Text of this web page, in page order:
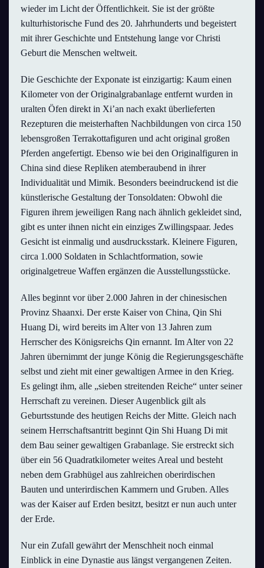
wieder im Licht der Öffentlichkeit. Sie ist der größte
kulturhistorische Fund des 20. Jahrhunderts und begeistert
mit ihrer Geschichte und Entstehung lange vor Christi
Geburt die Menschen weltweit.
Die Geschichte der Exponate ist einzigartig: Kaum einen
Kilometer von der Originalgrabanlage entfernt wurden in
uralten Öfen direkt in Xi’an nach exakt überlieferten
Rezepturen die meisterhaften Nachbildungen von circa 150
lebensgroßen Terrakottafiguren und acht original großen
Pferden angefertigt. Ebenso wie bei den Originalfiguren in
China sind diese Repliken atemberaubend in ihrer
Individualität und Mimik. Besonders beeindruckend ist die
künstlerische Gestaltung der Tonsoldaten: Obwohl die
Figuren ihrem jeweiligen Rang nach ähnlich gekleidet sind,
gibt es unter ihnen nicht ein einziges Zwillingspaar. Jedes
Gesicht ist einmalig und ausdrucksstark. Kleinere Figuren,
circa 1.000 Soldaten in Schlachtformation, sowie
originalgetreue Waffen ergänzen die Ausstellungsstücke.
Alles beginnt vor über 2.000 Jahren in der chinesischen
Provinz Shaanxi. Der erste Kaiser von China, Qin Shi
Huang Di, wird bereits im Alter von 13 Jahren zum
Herrscher des Königsreichs Qin ernannt. Im Alter von 22
Jahren übernimmt der junge König die Regierungsgeschäfte
selbst und zieht mit einer gewaltigen Armee in den Krieg.
Es gelingt ihm, alle „sieben streitenden Reiche“ unter seiner
Herrschaft zu vereinen. Dieser Augenblick gilt als
Geburtsstunde des heutigen Reichs der Mitte. Gleich nach
seinem Herrschaftsantritt beginnt Qin Shi Huang Di mit
dem Bau seiner gewaltigen Grabanlage. Sie erstreckt sich
über ein 56 Quadratkilometer weites Areal und besteht
neben dem Grabhügel aus zahlreichen oberirdischen
Bauten und unterirdischen Kammern und Gruben. Alles
was der Kaiser auf Erden besitzt, besitzt er nun auch unter
der Erde.
Nur ein Zufall gewährt der Menschheit noch einmal
Einblick in eine Dynastie aus längst vergangenen Zeiten.